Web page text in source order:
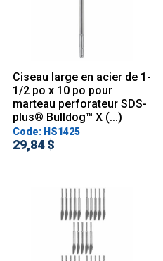
Ciseau large en acier de 1-
1/2 po x 10 po pour
marteau perforateur SDS-
plus® Bulldog™ X (...)
Code: HS1425
29,84 $